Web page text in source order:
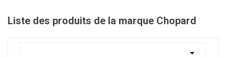
Liste des produits de la marque Chopard
